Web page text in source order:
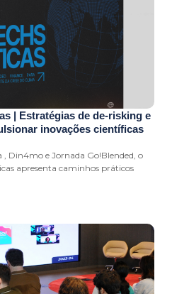
| Estratégias de de-risking e
inovações científicas
Din4mo e Jornada Go!Blended, o
apresenta caminhos práticos